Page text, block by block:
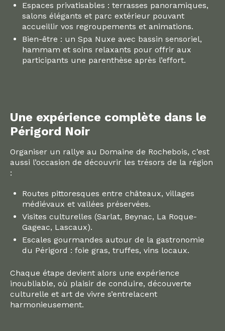
Espaces privatisables : terrasses panoramiques,
salons élégants et parc extérieur pouvant
accueillir vos regroupements et animations.
Bien-être : un Spa Nuxe avec bassin sensoriel,
hammam et soins relaxants pour offrir aux
participants une parenthèse après l’effort.
Une expérience complète dans le
Périgord Noir
Organiser un rallye au Domaine de Rochebois, c’est
aussi l’occasion de découvrir les trésors de la région
:
Routes pittoresques entre châteaux, villages
médiévaux et vallées préservées.
Visites culturelles (Sarlat, Beynac, La Roque-
Gageac, Lascaux).
Escales gourmandes autour de la gastronomie
du Périgord : foie gras, truffes, vins locaux.
Chaque étape devient alors une expérience
inoubliable, où plaisir de conduire, découverte
culturelle et art de vivre s’entrelacent
harmonieusement.